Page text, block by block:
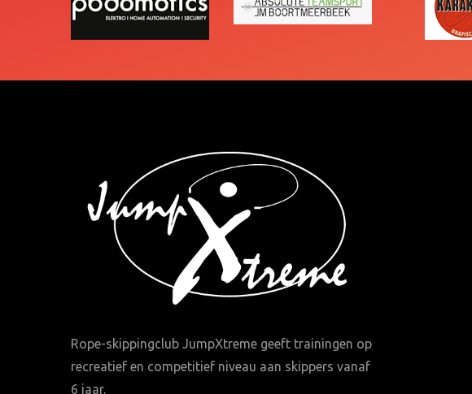
Rope-skippingclub JumpXtreme geeft trainingen op
recreatief en competitief niveau aan skippers vanaf
6 jaar.